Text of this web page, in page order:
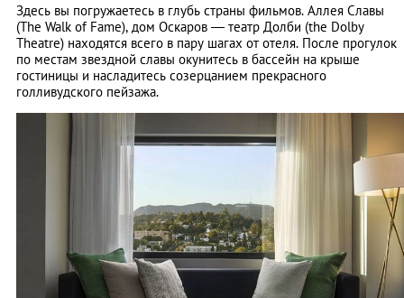
Здесь вы погружаетесь в глубь страны фильмов. Аллея Славы
(The Walk of Fame), дом Оскаров — театр Долби (the Dolby
Theatre) находятся всего в пару шагах от отеля. После прогулок
по местам звездной славы окунитесь в бассейн на крыше
гостиницы и насладитесь созерцанием прекрасного
голливудского пейзажа.